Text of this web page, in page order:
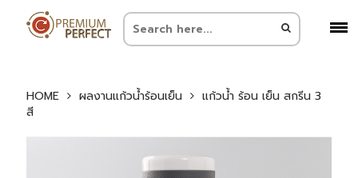
HOME ผลงานแก้วน้ำร้อนเย็น
แก้วน้ำ ร้อน เย็น สกรีน 3
สี